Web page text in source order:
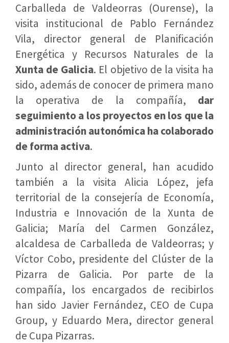
Carballeda de Valdeorras (Ourense), la
visita institucional de Pablo Fernández
Vila, director general de Planificación
Energética y Recursos Naturales de la
Xunta de Galicia. El objetivo de la visita ha
sido, además de conocer de primera mano
la operativa de la compañía, dar
seguimiento a los proyectos en los que la
administración autonómica ha colaborado
de forma activa.
Junto al director general, han acudido
también a la visita Alicia López, jefa
territorial de la consejería de Economía,
Industria e Innovación de la Xunta de
Galicia; María del Carmen González,
alcaldesa de Carballeda de Valdeorras; y
Víctor Cobo, presidente del Clúster de la
Pizarra de Galicia. Por parte de la
compañía, los encargados de recibirlos
han sido Javier Fernández, CEO de Cupa
Group, y Eduardo Mera, director general
de Cupa Pizarras.